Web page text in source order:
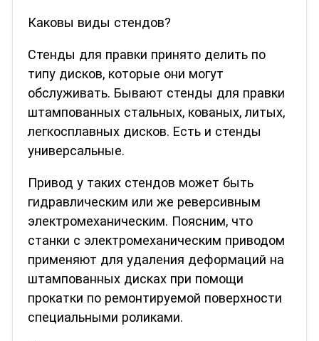
Каковы виды стендов?
Стенды для правки принято делить по
типу дисков, которые они могут
обслуживать. Бывают стенды для правки
штампованных стальных, кованых, литых,
легкосплавных дисков. Есть и стенды
универсальные.
Привод у таких стендов может быть
гидравлическим или же реверсивным
электромеханическим. Поясним, что
станки с электромеханическим приводом
применяют для удаления деформаций на
штампованных дисках при помощи
прокатки по ремонтируемой поверхности
специальными роликами.